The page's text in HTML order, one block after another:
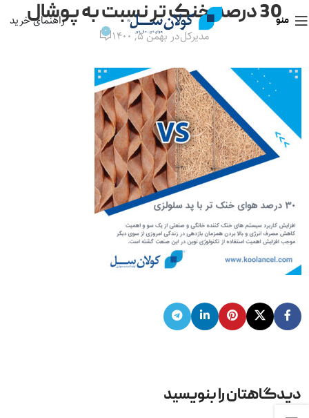
منو راهنمای خرید 30 درصد خنک تر نسبت به پوشال
مدیرکلدر بهمن ۵, ۱۴۰۰ 0
دیدگاهتان را بنویسید